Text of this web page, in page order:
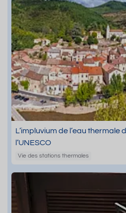
L’impluvium de l’eau thermale
l’UNESCO
Vie des stations thermales